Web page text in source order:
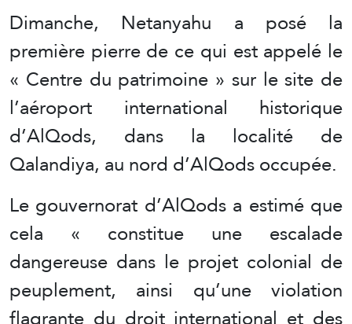
Dimanche, Netanyahu a posé la
première pierre de ce qui est appelé le
« Centre du patrimoine » sur le site de
l’aéroport international historique
d’AlQods, dans la localité de
Qalandiya, au nord d’AlQods occupée.
Le gouvernorat d’AlQods a estimé que
cela « constitue une escalade
dangereuse dans le projet colonial de
peuplement, ainsi qu’une violation